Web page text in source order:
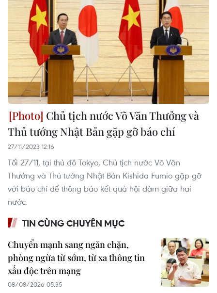
Chủ tịch nước Võ Văn Thưởng và
Thủ tướng Nhật Bản gặp gỡ báo chí
27/11/2023 12:16
Tối 27/11, tại thủ đô Tokyo, Chủ tịch nước Võ Văn
Thưởng và Thủ tướng Nhật Bản Kishida Fumio gặp gỡ
với báo chí để thông báo kết quả hội đàm giữa hai
nước.
TIN CÙNG CHUYÊN MỤC
Chuyển mạnh sang ngăn chặn,
phòng ngừa từ sớm, từ xa thông tin
xấu độc trên mạng
08/08/2026 05:35